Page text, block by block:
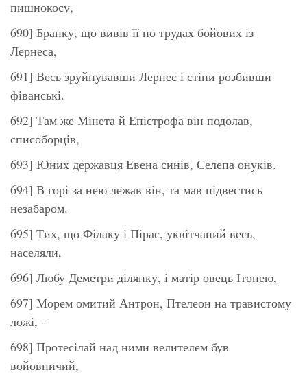
пишнокосу,
690] Бранку, що вивів її по трудах бойових із
Лернеса,
691] Весь зруйнувавши Лернес і стіни розбивши
фіванські.
692] Там же Мінета й Епістрофа він подолав,
списоборців,
693] Юних державця Евена синів, Селепа онуків.
694] В горі за нею лежав він, та мав підвестись
незабаром.
695] Тих, що Філаку і Пірас, уквітчаний весь,
населяли,
696] Любу Деметри ділянку, і матір овець Ітонею,
697] Морем омитий Антрон, Птелеон на травистому
ложі, -
698] Протесілай над ними велителем був
войовничий,